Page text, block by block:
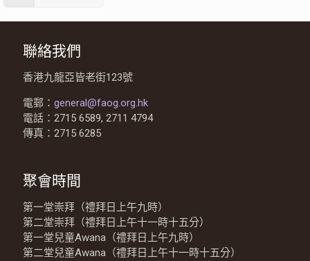
聯絡我們
香港九龍亞皆老街123號
電郵： general@faog.org.hk
電話：2715 6589, 2711 4794
傳真：2715 6285
聚會時間
第一堂崇拜（禮拜日上午九時）
第二堂崇拜（禮拜日上午十一時十五分）
第一堂兒童Awana（禮拜日上午九時）
第二堂兒童Awana（禮拜日上午十一時十五分）